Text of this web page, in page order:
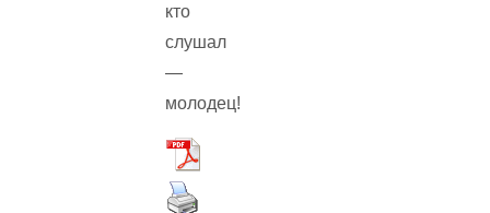
кто
слушал
—
молодец!